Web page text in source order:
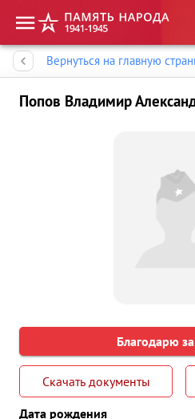
Вернуться на главную
Попов Владимир
Благодарю
Скачать документы
Дата рождения
Память народа